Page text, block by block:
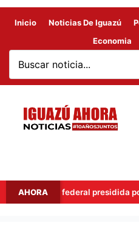
Inicio Noticias De Iguazú
Economia
AHORA
federal presidida por